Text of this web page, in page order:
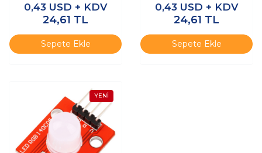
0,43 USD + KDV
24,61 TL
Sepete Ekle
0,43 USD + KDV
24,61 TL
Sepete Ekle